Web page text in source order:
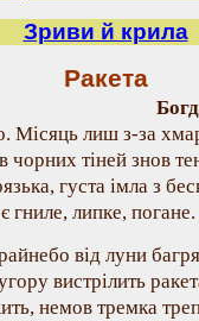
Зриви й крила
Ракета
Місяць лиш з-за
чорних тіней знов
густа імла з
гниле, липке, погане.
від луни
вистрілить
немов тремка